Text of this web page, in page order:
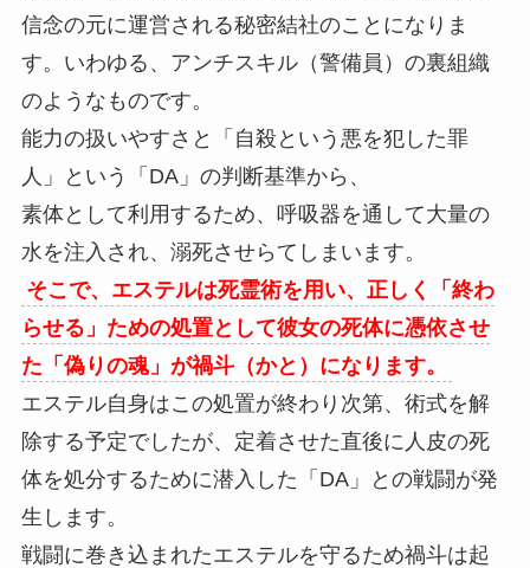
信念の元に運営される秘密結社のことになりま
す。いわゆる、アンチスキル（警備員）の裏組織
のようなものです。
能力の扱いやすさと「自殺という悪を犯した罪
人」という「DA」の判断基準から、
素体として利用するため、呼吸器を通して大量の
水を注入され、溺死させらてしまいます。
そこで、エステルは死霊術を用い、正しく「終わ
らせる」ための処置として彼女の死体に憑依させ
た「偽りの魂」が禍斗（かと）になります。
エステル自身はこの処置が終わり次第、術式を解
除する予定でしたが、定着させた直後に人皮の死
体を処分するために潜入した「DA」との戦闘が発
生します。
戦闘に巻き込まれたエステルを守るため禍斗は起